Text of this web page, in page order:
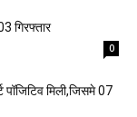
गिरफ्तार
0
पॉजिटिव मिली,जिसमे 07